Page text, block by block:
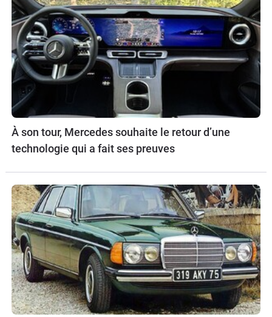
À son tour, Mercedes souhaite le retour d’une
technologie qui a fait ses preuves